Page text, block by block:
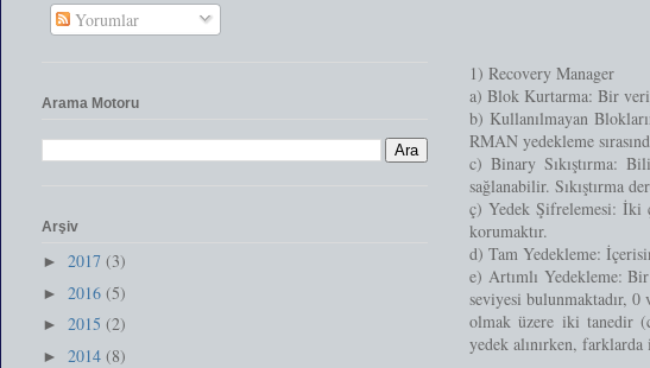
1) Recovery Manager
a) Blok Kurtarma: Bir
b) Kullanılmayan
RMAN yedekleme
c) Binary Sıkıştırma:
sağlanabilir. Sıkıştırma
ç) Yedek Şifrelemesi: İki
korumaktır.
d) Tam Yedekleme:
e) Artımlı Yedekleme:
seviyesi bulunmaktadır,
olmak üzere iki tanedir
yedek alınırken,
Yorumlar
Arama Motoru
Arşiv
► 2017 (3)
► 2016 (5)
► 2015 (2)
► 2014 (8)